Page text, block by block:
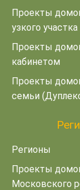
Проекты
узкого участка
Проекты
кабинетом
Проекты
семьи
Регионы
Проекты
Московского